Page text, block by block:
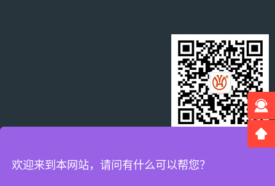
分享到：
×
欢迎来到本网站，请问有什么可以帮您？